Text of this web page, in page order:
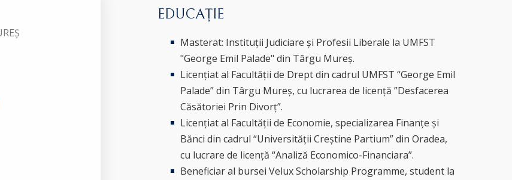
EDUCAȚIE
Masterat: Instituții Judiciare și Profesii Liberale la UMFST
"George Emil Palade" din Târgu Mureș.
Licențiat al Facultății de Drept din cadrul UMFST “George Emil
Palade” din Târgu Mureș, cu lucrarea de licență ”Desfacerea
Căsătoriei Prin Divorț”.
Licențiat al Facultății de Economie, specializarea Finanțe și
Bănci din cadrul “Universității Creștine Partium” din Oradea,
cu lucrare de licență “Analiză Economico-Financiara”.
Beneficiar al bursei Velux Scholarship Programme, student la